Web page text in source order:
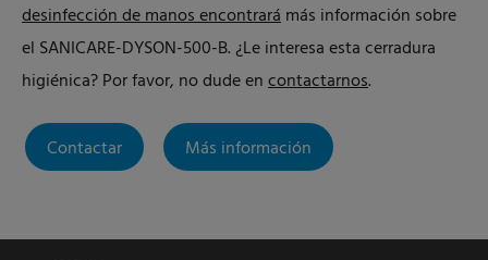
desinfección de manos encontrarámás información sobre
el SANICARE-DYSON-500-B. ¿Le interesa esta cerradura
higiénica? Por favor, no dude encontactarnos.
Contactar Más información